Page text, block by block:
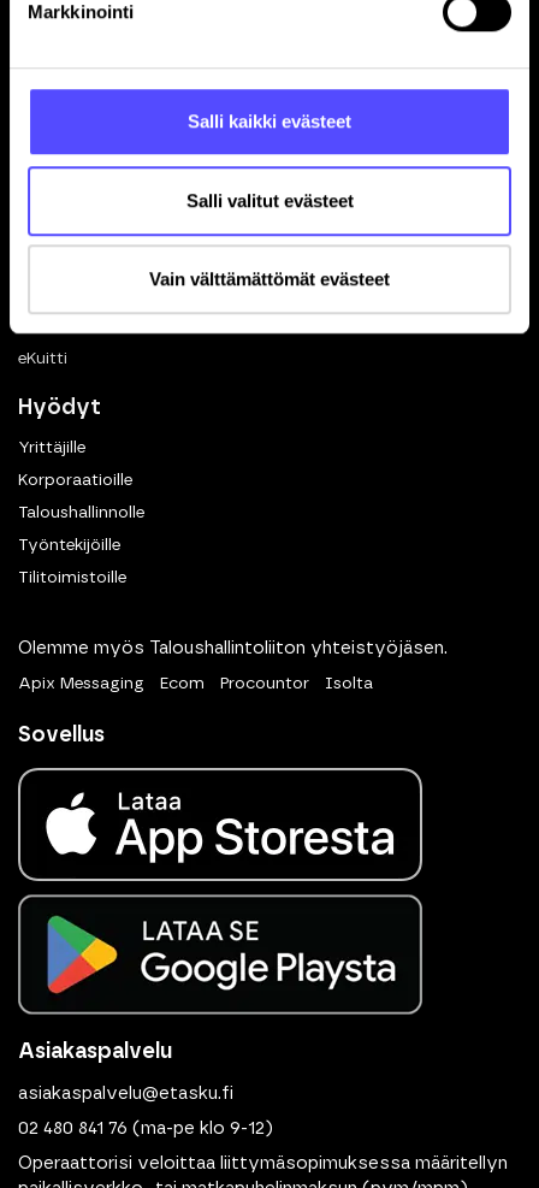
Markkinointi
Salli kaikki evästeet
Salli valitut evästeet
Vain välttämättömät evästeet
Yhteystiedot
In English
eKuitti
Hyödyt
Yrittäjille
Korporaatioille
Taloushallinnolle
Työntekijöille
Tilitoimistoille
Olemme myös Taloushallintoliiton yhteistyöjäsen.
Apix Messaging Ecom Procountor Isolta
Sovellus
Asiakaspalvelu
asiakaspalvelu@etasku.fi
02 480 841 76 (ma-pe klo 9-12)
Operaattorisi veloittaa liittymäsopimuksessa määritellyn